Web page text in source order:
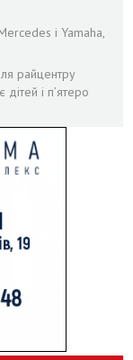
і Yamaha,
райцентру
і пʼятеро